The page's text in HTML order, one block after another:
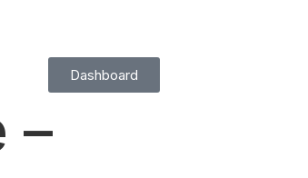
Dashboard
–